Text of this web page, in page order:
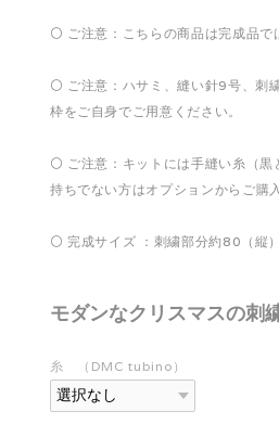
⚪️ ご注意：こちらの商品は完成品で
⚪️ ご注意：ハサミ、縫い針9号、刺
枠をご自身でご用意ください。
⚪️ ご注意：キットには手縫い糸（
持ちでない方はオプションからご購
⚪️ 完成サイズ ：刺繍部分約80（
モダンなクリスマスの刺
糸 （DMC tubino）